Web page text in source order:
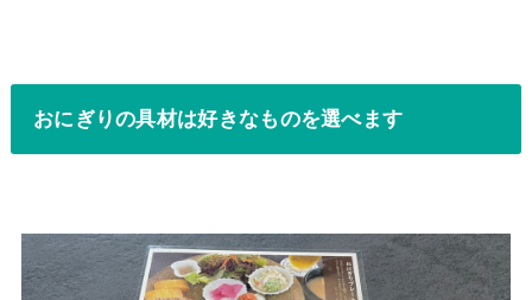
おにぎりの具材は好きなものを選べます